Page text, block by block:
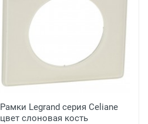
Рамки Legrand серия Celiane
цвет слоновая кость